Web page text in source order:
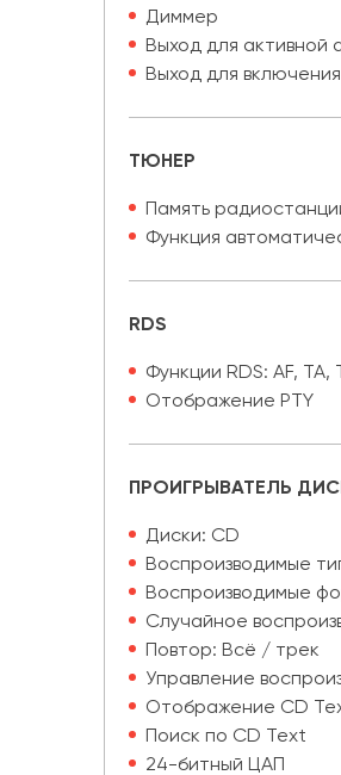
Диммер
Выход для активной
Выход для
ТЮНЕР
Память
Функция
RDS
Функции RDS: AF, TA,
Отображение PTY
ПРОИГРЫВАТЕЛЬ
Диски: CD
Воспроизводимые
Воспроизводимые
Случайное
Повтор: Всё / трек
Управление
Отображение CD
Поиск по CD Text
24-битный ЦАП